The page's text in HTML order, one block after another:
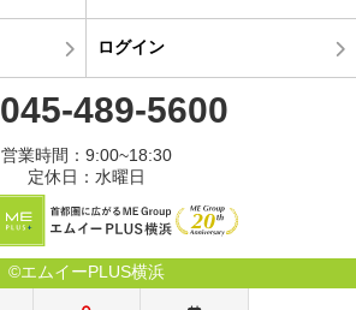
ログイン
045-489-5600
営業時間：9:00~18:30
定休日：水曜日
©エムイーPLUS横浜